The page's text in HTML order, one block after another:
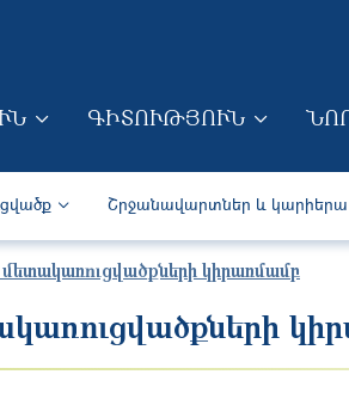
ԳԻՏՈՒԹՅՈՒՆ
(Arm)
Շրջանավարտներ և կարիերա
կիրառմամբ